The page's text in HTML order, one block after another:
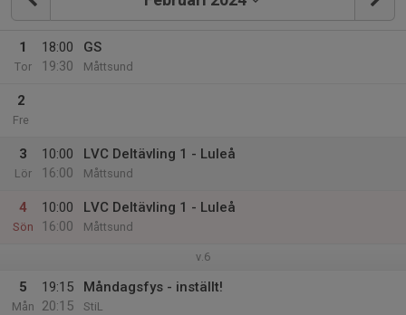
1
Tor
18:00
19:30
GS
Måttsund
2
Fre
3
Lör
10:00
16:00
LVC Deltävling 1 - Luleå
Måttsund
4
Sön
10:00
16:00
LVC Deltävling 1 - Luleå
Måttsund
v.6
5
Mån
19:15
20:15
Måndagsfys - inställt!
StiL